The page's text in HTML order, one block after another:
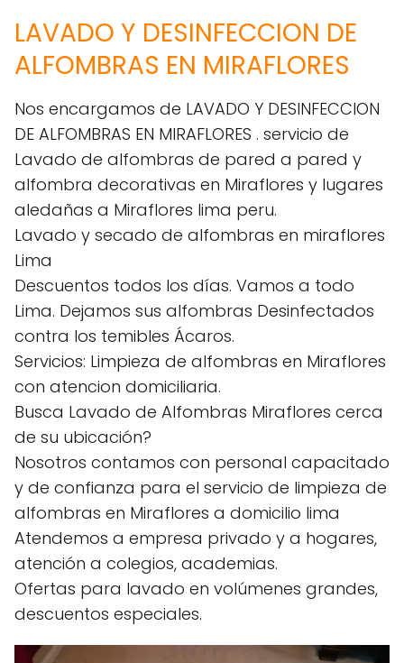
LAVADO Y DESINFECCION DE
ALFOMBRAS EN MIRAFLORES
Nos encargamos de LAVADO Y DESINFECCION
DE ALFOMBRAS EN MIRAFLORES . servicio de
Lavado de alfombras de pared a pared y
alfombra decorativas en Miraflores y lugares
aledañas a Miraflores lima peru.
Lavado y secado de alfombras en miraflores
Lima
Descuentos todos los días. Vamos a todo
Lima. Dejamos sus alfombras Desinfectados
contra los temibles Ácaros.
Servicios: Limpieza de alfombras en Miraflores
con atencion domiciliaria.
Busca Lavado de Alfombras Miraflores cerca
de su ubicación?
Nosotros contamos con personal capacitado
y de confianza para el servicio de limpieza de
alfombras en Miraflores a domicilio lima
Atendemos a empresa privado y a hogares,
atención a colegios, academias.
Ofertas para lavado en volúmenes grandes,
descuentos especiales.